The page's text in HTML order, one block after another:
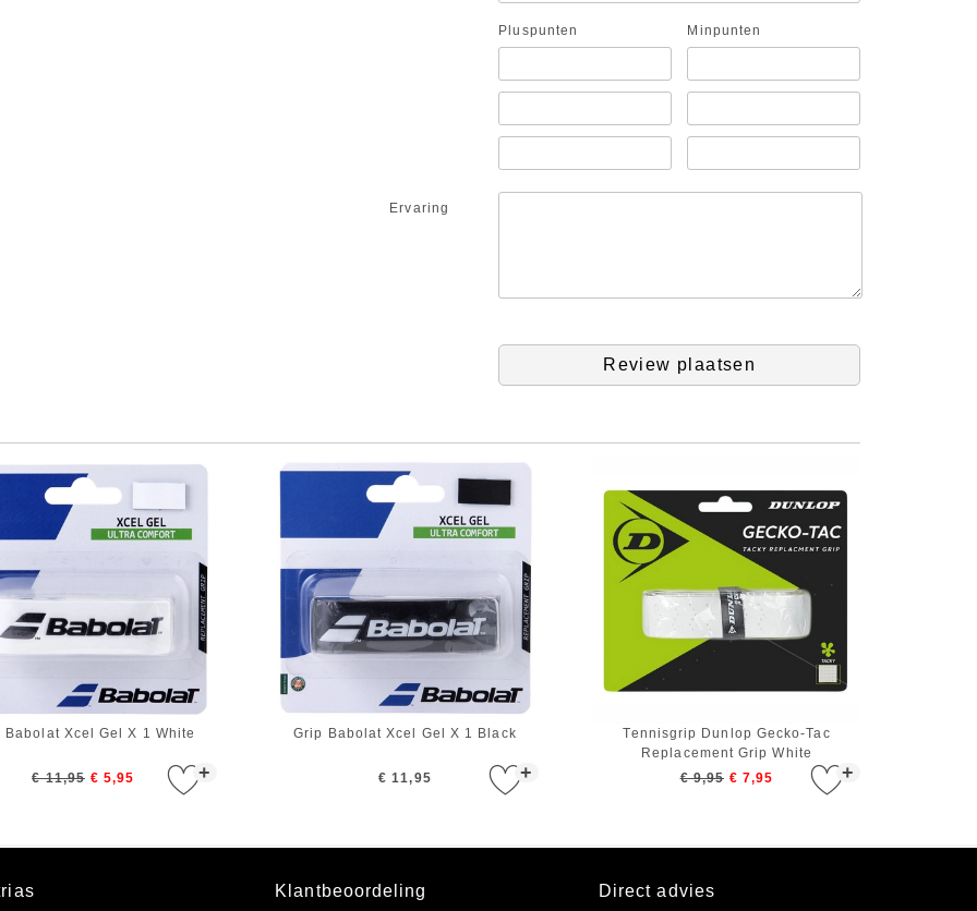
Pluspunten Minpunten
Ervaring
Review plaatsen
+
Babolat Xcel Gel X 1 White
€ 11,95 € 5,95 +
Grip Babolat Xcel Gel X 1 Black
€ 11,95 +
Tennisgrip Dunlop Gecko-Tac
Replacement Grip White
€ 9,95 € 7,95
Klantbeoordeling Direct advies